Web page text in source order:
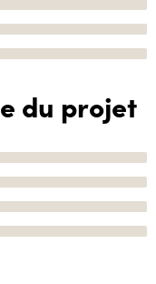
du projet